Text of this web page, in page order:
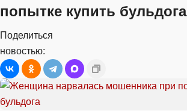
попытке купить бульдога
Поделиться
новостью: